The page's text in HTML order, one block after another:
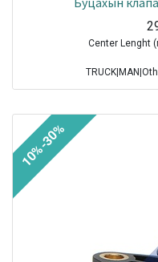
Center Lenght
10%-30%